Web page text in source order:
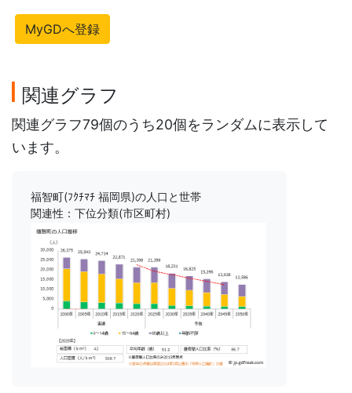
MyGDへ登録
関連グラフ
関連グラフ79個のうち20個をランダムに表示して
います。
福智町(ﾌｸﾁﾏﾁ 福岡県)の人口と世帯
関連性：下位分類(市区町村)